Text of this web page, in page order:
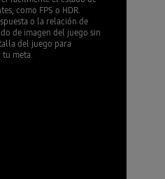
como FPS o HDR.
o la relación de
de imagen del juego sin
del juego para
meta.